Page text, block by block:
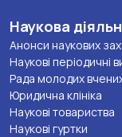
Наукова
Анонси наукових
Наукові періодичні
Рада молодих
Юридична клініка
Наукові товариства
Наукові гуртки